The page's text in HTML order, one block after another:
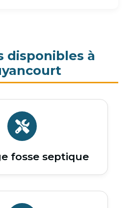
disponibles à
fosse septique